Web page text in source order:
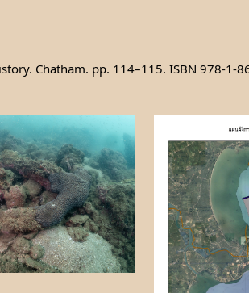
Chatham. pp. 114–115. ISBN 978-1-